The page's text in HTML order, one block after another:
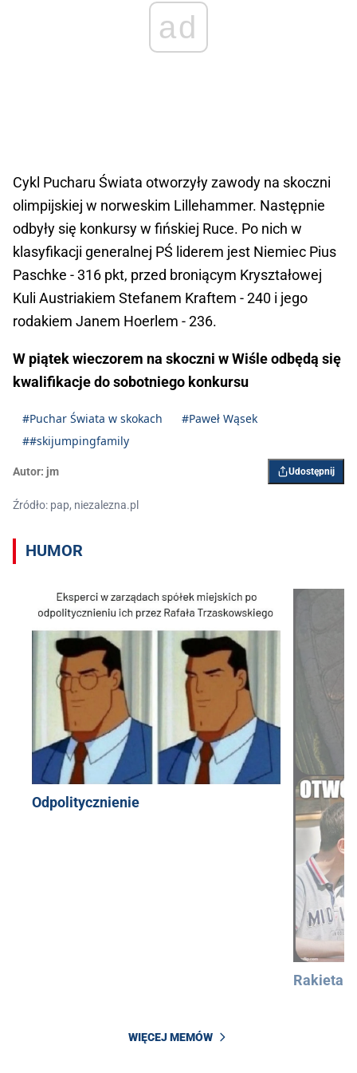
ad
Cykl Pucharu Świata otworzyły zawody na skoczni
olimpijskiej w norweskim Lillehammer. Następnie
odbyły się konkursy w fińskiej Ruce. Po nich w
klasyfikacji generalnej PŚ liderem jest Niemiec Pius
Paschke - 316 pkt, przed broniącym Kryształowej
Kuli Austriakiem Stefanem Kraftem - 240 i jego
rodakiem Janem Hoerlem - 236.
W piątek wieczorem na skoczni w Wiśle odbędą się
kwalifikacje do sobotniego konkursu
#Puchar Świata w skokach
#Paweł Wąsek
##skijumpingfamily
Autor: jm Udostępnij
Źródło: pap, niezalezna.pl
HUMOR
Odpolitycznienie
Rakieta
WIĘCEJ MEMÓW